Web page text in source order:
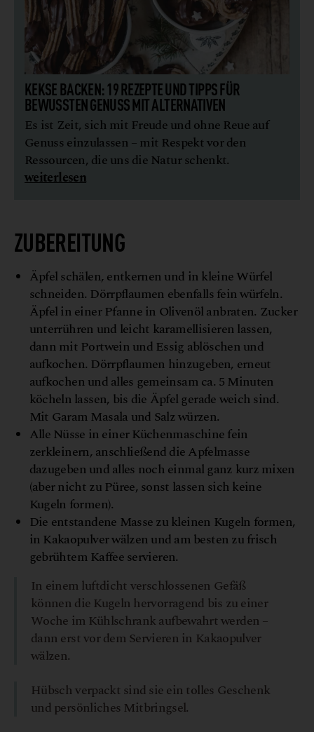
KEKSE BACKEN: 19 REZEPTE UND TIPPS FÜR
BEWUSSTEN GENUSS MIT ALTERNATIVEN
Es ist Zeit, sich mit Freude und ohne Reue auf
Genuss einzulassen – mit Respekt vor den
Ressourcen, die uns die Natur schenkt.
weiterlesen
ZUBEREITUNG
Äpfel schälen, entkernen und in kleine Würfel
schneiden. Dörrpflaumen ebenfalls fein würfeln.
Äpfel in einer Pfanne in Olivenöl anbraten. Zucker
unterrühren und leicht karamellisieren lassen,
dann mit Portwein und Essig ablöschen und
aufkochen. Dörrpflaumen hinzugeben, erneut
aufkochen und alles gemeinsam ca. 5 Minuten
köcheln lassen, bis die Äpfel gerade weich sind.
Mit Garam Masala und Salz würzen.
Alle Nüsse in einer Küchenmaschine fein
zerkleinern, anschließend die Apfelmasse
dazugeben und alles noch einmal ganz kurz mixen
(aber nicht zu Püree, sonst lassen sich keine
Kugeln formen).
Die entstandene Masse zu kleinen Kugeln formen,
in Kakaopulver wälzen und am besten zu frisch
gebrühtem Kaffee servieren.
In einem luftdicht verschlossenen Gefäß
können die Kugeln hervorragend bis zu einer
Woche im Kühlschrank aufbewahrt werden –
dann erst vor dem Servieren in Kakaopulver
wälzen.
Hübsch verpackt sind sie ein tolles Geschenk
und persönliches Mitbringsel.